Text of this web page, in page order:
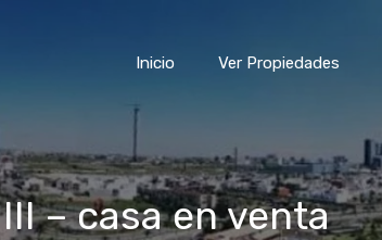
Inicio Ver Propiedades
– casa en venta